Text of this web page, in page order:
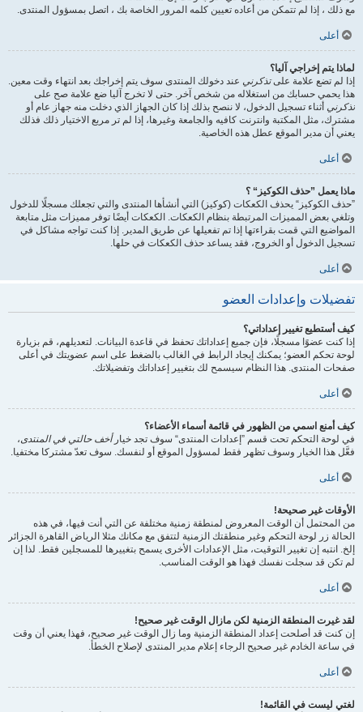
مع ذلك ، إذا لم تتمكن من أعاده تعيين كلمه المرور الخاصة بك ، اتصل بمسؤول المنتدى.
أعلى
لماذا يتم إخراجي آليا؟
إذا لم تضع علامة علىتذكرني عند دخولك المنتدى سوف يتم إخراجك بعد انتهاء وقت معين.
هذا يحمي حسابك من استغلاله من شخص آخر. حتى لا تخرج آليا ضع علامة صح على
تذكرني أثناء تسجيل الدخول، لا ننصح بذلك إذا كان الجهاز الذي دخلت منه جهاز عام أو
مشترك، مثل المكتبة وانترنت كافيه والجامعة وغيرها، إذا لم تر مربع الاختيار ذلك فذلك
يعني أن مدير الموقع عطل هذه الخاصية.
أعلى
ماذا يعمل ”حذف الكوكيز“ ؟
”حذف الكوكيز“ يحذف الكعكات (كوكيز) التي أنشأها المنتدى والتي تجعلك مسجلًا للدخول
وتلغي بعض المميزات المرتبطة بنظام الكعكات. الكعكات أيضًا توفر مميزات مثل متابعة
المواضيع التي قمت بقراءتها إذا تم تفعيلها عن طريق المدير. إذا كنت تواجه مشاكل في
تسجيل الدخول أو الخروج، فقد يساعد حذف الكعكات في حلها.
أعلى
تفضيلات وإعدادات العضو
كيف أستطيع تغيير إعداداتي؟
إذا كنت عضوًا مسجلًا، فإن جميع إعداداتك تحفظ في قاعدة البيانات. لتعديلهم، قم بزيارة
لوحة تحكم العضو؛ يمكنك إيجاد الرابط في الغالب بالضغط على اسم عضويتك في أعلى
صفحات المنتدى. هذا النظام سيسمح لك بتغيير إعداداتك وتفضيلاتك.
أعلى
كيف أمنع اسمي من الظهور في قائمة أسماء الأعضاء؟
في لوحة التحكم تحت قسم ”إعدادات المنتدى“ سوف تجد خيارأخف حالتي في المنتدى،
فعَّل هذا الخيار وسوف تظهر فقط لمسؤول الموقع أو لنفسك. سوف تعدّ مشتركا مختفيا.
أعلى
الأوقات غير صحيحة!
من المحتمل أن الوقت المعروض لمنطقة زمنية مختلفة عن التي أنت فيها، في هذه
الحالة زر لوحة التحكم وغير منطقتك الزمنية لتتفق مع مكانك مثلا الرياض القاهرة الجزائر
إلخ. انتبه إن تغيير التوقيت، مثل الإعدادات الأخرى يسمح بتغييرها للمسجلين فقط. لذا إن
لم تكن قد سجلت نفسك فهذا هو الوقت المناسب.
أعلى
لقد غيرت المنطقة الزمنية لكن مازال الوقت غير صحيح!
إن كنت قد أصلحت إعداد المنطقة الزمنية وما زال الوقت غير صحيح، فهذا يعني أن وقت
في ساعة الخادم غير صحيح الرجاء إعلام مدير المنتدى لإصلاح الخطأ.
أعلى
لغتي ليست في القائمة!